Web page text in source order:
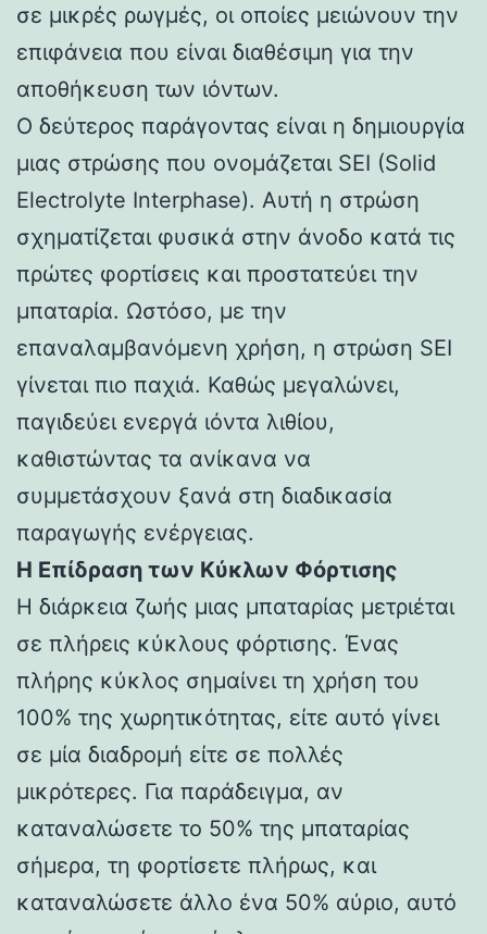
σε μικρές ρωγμές, οι οποίες μειώνουν την
επιφάνεια που είναι διαθέσιμη για την
αποθήκευση των ιόντων.
Ο δεύτερος παράγοντας είναι η δημιουργία
μιας στρώσης που ονομάζεται SEI (Solid
Electrolyte Interphase). Αυτή η στρώση
σχηματίζεται φυσικά στην άνοδο κατά τις
πρώτες φορτίσεις και προστατεύει την
μπαταρία. Ωστόσο, με την
επαναλαμβανόμενη χρήση, η στρώση SEI
γίνεται πιο παχιά. Καθώς μεγαλώνει,
παγιδεύει ενεργά ιόντα λιθίου,
καθιστώντας τα ανίκανα να
συμμετάσχουν ξανά στη διαδικασία
παραγωγής ενέργειας.
Η Επίδραση των Κύκλων Φόρτισης
Η διάρκεια ζωής μιας μπαταρίας μετριέται
σε πλήρεις κύκλους φόρτισης. Ένας
πλήρης κύκλος σημαίνει τη χρήση του
100% της χωρητικότητας, είτε αυτό γίνει
σε μία διαδρομή είτε σε πολλές
μικρότερες. Για παράδειγμα, αν
καταναλώσετε το 50% της μπαταρίας
σήμερα, τη φορτίσετε πλήρως, και
καταναλώσετε άλλο ένα 50% αύριο, αυτό